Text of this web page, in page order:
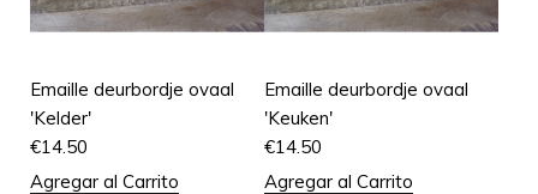
Emaille deurbordje ovaal
'Kelder'
€14.50
Agregar al Carrito
Emaille deurbordje ovaal
'Keuken'
€14.50
Agregar al Carrito